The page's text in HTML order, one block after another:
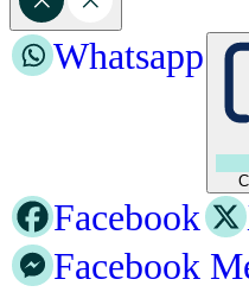
Whatsapp
Facebook
Facebook